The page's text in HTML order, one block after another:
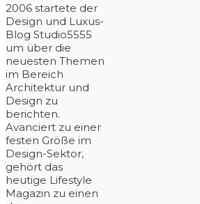
2006 startete der
Design und Luxus-
Blog Studio5555
um über die
neuesten Themen
im Bereich
Architektur und
Design zu
berichten.
Avanciert zu einer
festen Größe im
Design-Sektor,
gehört das
heutige Lifestyle
Magazin zu einen